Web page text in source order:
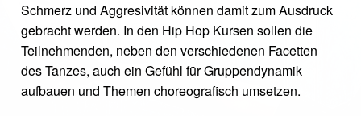
Schmerz und Aggresivität können damit zum Ausdruck
gebracht werden. In den Hip Hop Kursen sollen die
Teilnehmenden, neben den verschiedenen Facetten
des Tanzes, auch ein Gefühl für Gruppendynamik
aufbauen und Themen choreografisch umsetzen.